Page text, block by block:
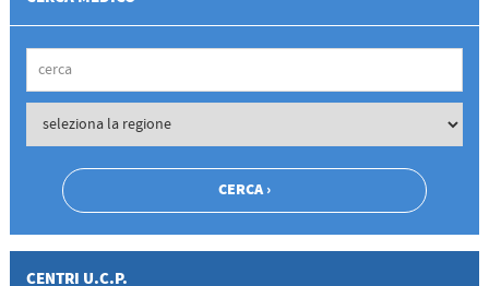
CENTRI U.C.P.